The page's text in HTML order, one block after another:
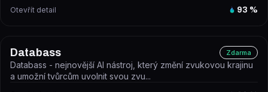
Otevřít detail 93 %
Databass Zdarma
Databass - nejnovější AI nástroj, který změní zvukovou krajinu
a umožní tvůrcům uvolnit svou zvu...